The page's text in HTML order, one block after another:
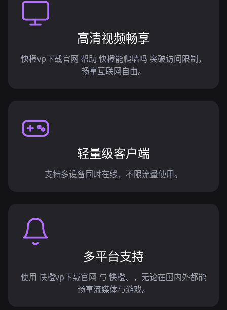
高清视频畅享
快橙vp下载官网 帮助 快橙能爬墙吗 突破访问限制，
畅享互联网自由。
轻量级客户端
支持多设备同时在线，不限流量使用。
多平台支持
使用 快橙vp下载官网 与 快橙、，无论在国内外都能
畅享流媒体与游戏。